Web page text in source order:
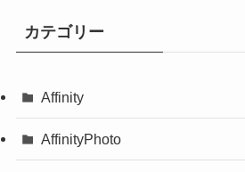
カテゴリー
Affinity
AffinityPhoto